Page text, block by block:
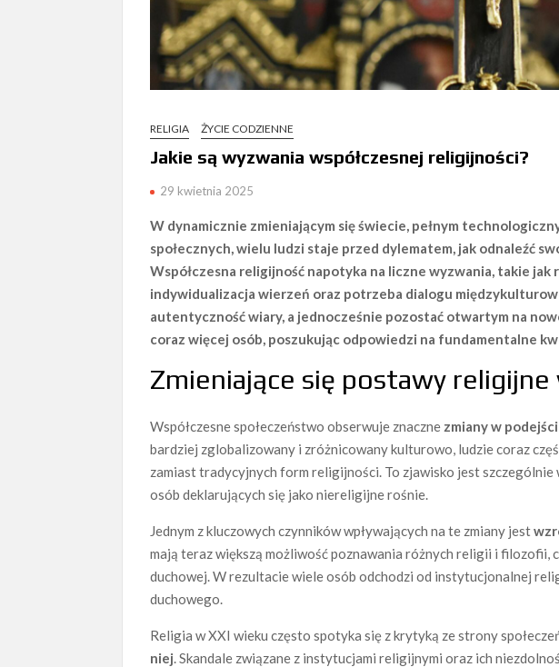
RELIGIA ŻYCIE CODZIENNE
Jakie są wyzwania współczesnej religijności?
29 kwietnia 2025
W dynamicznie zmieniającym się świecie, pełnym
społecznych, wielu ludzi staje przed dylematem, jak odnaleźć
Współczesna religijność napotyka na liczne wyzwania, takie jak
indywidualizacja wierzeń oraz potrzeba dialogu
autentyczność wiary, a jednocześnie pozostać otwartym na
coraz więcej osób, poszukując odpowiedzi na fundamentalne
Zmieniające się postawy religijne
Współczesne społeczeństwo obserwuje znaczne zmiany w
bardziej zglobalizowany i zróżnicowany kulturowo, ludzie coraz
zamiast tradycyjnych form religijności. To zjawisko jest szczególnie
osób deklarujących się jako niereligijne rośnie.
Jednym z kluczowych czynników wpływających na te zmiany jest
mają teraz większą możliwość poznawania różnych religii i filozofii,
duchowej. W rezultacie wiele osób odchodzi od instytucjonalnej
duchowego.
Religia w XXI wieku często spotyka się z krytyką ze strony
niej. Skandale związane z instytucjami religijnymi oraz ich